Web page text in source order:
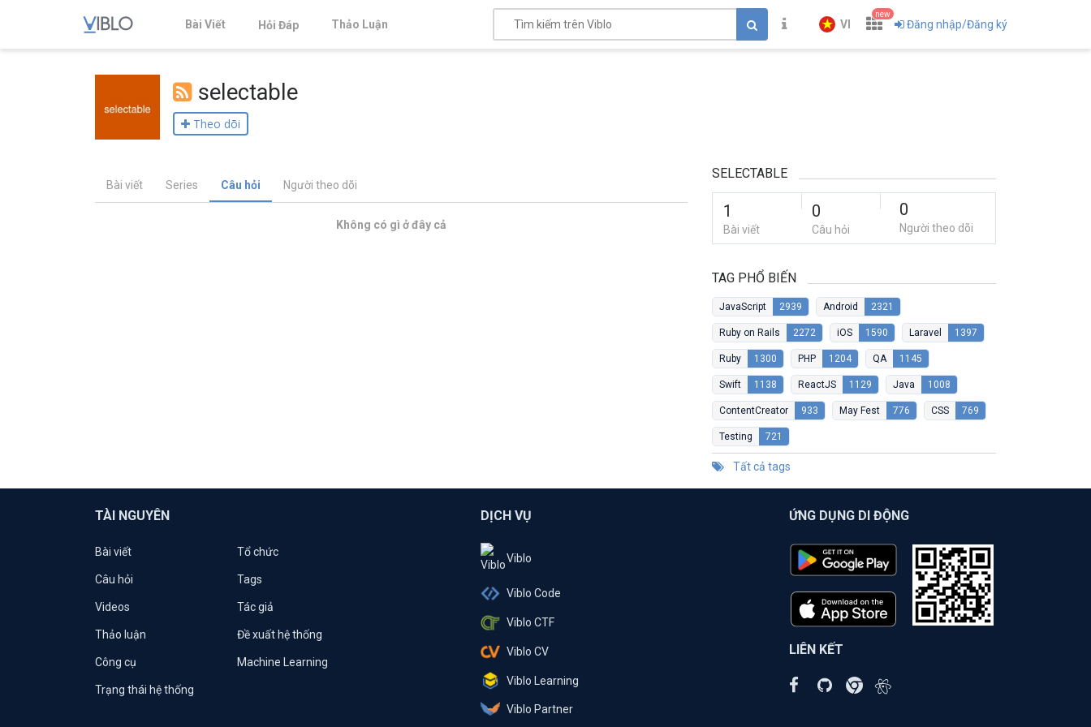
Bài Viết Hỏi Đáp Thảo Luận VI
new
Đăng nhập/Đăng ký
selectable
Theo dõi
Bài viết Series Câu hỏi Người theo dõi
Không có gì ở đây cả
SELECTABLE
1
Bài viết
0
Câu hỏi
0
Người theo dõi
TAG PHỔ BIẾN
JavaScript 2939 Android 2321
Ruby on Rails 2272 iOS 1590 Laravel 1397
Ruby 1300 PHP 1204 QA 1145
Swift 1138 ReactJS 1129 Java 1008
ContentCreator 933 May Fest 776 CSS 769
Testing 721
Tất cả tags
TÀI NGUYÊN
Bài viết Tổ chức
Câu hỏi Tags
Videos Tác giả
Thảo luận Đề xuất hệ thống
Công cụ Machine Learning
Trạng thái hệ thống
DỊCH VỤ
Viblo
Viblo Code
Viblo CTF
Viblo CV
Viblo Learning
Viblo Partner
ỨNG DỤNG DI ĐỘNG
LIÊN KẾT